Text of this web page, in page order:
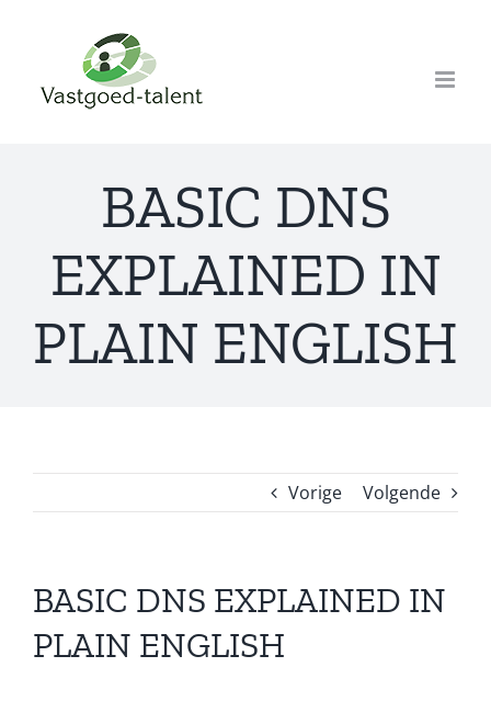
BASIC DNS
EXPLAINED IN
PLAIN ENGLISH
Vorige Volgende
BASIC DNS EXPLAINED IN
PLAIN ENGLISH